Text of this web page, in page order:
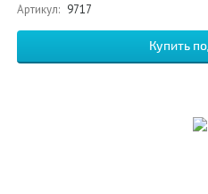
Артикул: 9717